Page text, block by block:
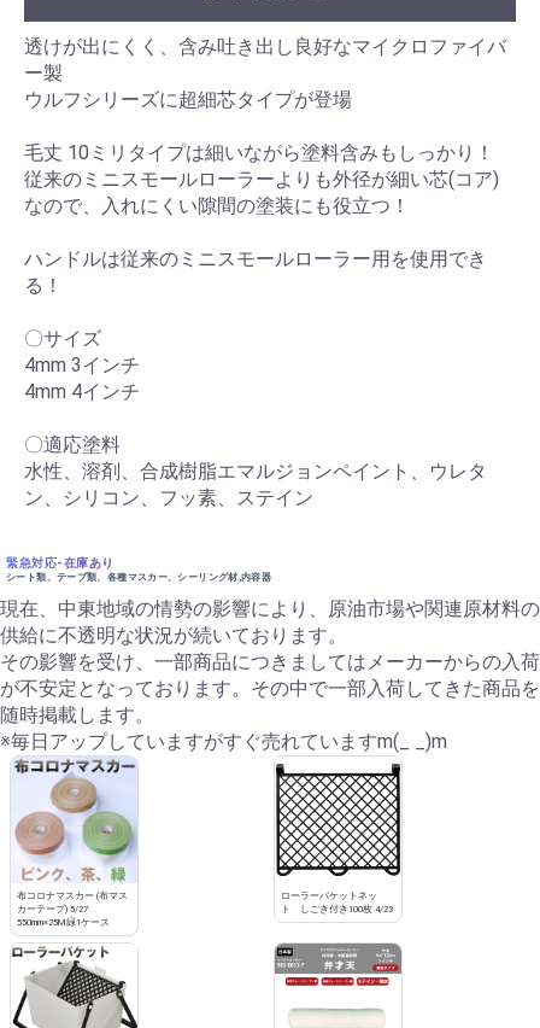
透けが出にくく、含み吐き出し良好なマイクロファイバ
ー製
ウルフシリーズに超細芯タイプが登場
毛丈 10ミリタイプは細いながら塗料含みもしっかり！
従来のミニスモールローラーよりも外径が細い芯(コア)
なので、入れにくい隙間の塗装にも役立つ！
ハンドルは従来のミニスモールローラー用を使用でき
る！
〇サイズ
4mm 3インチ
4mm 4インチ
〇適応塗料
水性、溶剤、合成樹脂エマルジョンペイント、ウレタ
ン、シリコン、フッ素、ステイン
緊急対応-在庫あり
シート類、テープ類、各種マスカー、シーリング材,内容器
現在、中東地域の情勢の影響により、原油市場や関連原材料の
供給に不透明な状況が続いております。
その影響を受け、一部商品につきましてはメーカーからの入荷
が不安定となっております。その中で一部入荷してきた商品を
随時掲載します。
※毎日アップしていますがすぐ売れていますm(_ _)m
布コロナマスカー (布マス
カーテープ) 5/27
550mm×25M緑1ケース
ローラーバケットネッ
ト しごき付き100枚 4/23